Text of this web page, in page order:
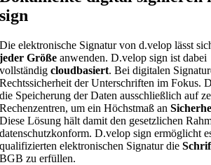
sign
Die elektronische Signatur von d.velop lässt
jeder Größe anwenden. D.velop sign ist dabei
vollständigcloudbasiert. Bei digitalen
Rechtssicherheit der Unterschriften im Fokus.
die Speicherung der Daten ausschließlich auf
Rechenzentren, um ein Höchstmaß an
Diese Lösung hält damit den gesetzlichen
datenschutzkonform. D.velop sign ermöglicht
qualifizierten elektronischen Signatur die
BGB zu erfüllen.